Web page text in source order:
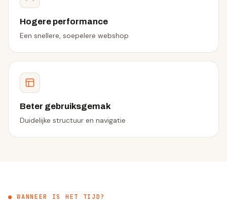
Hogere performance
Een snellere, soepelere webshop
Beter gebruiksgemak
Duidelijke structuur en navigatie
● WANNEER IS HET TIJD?